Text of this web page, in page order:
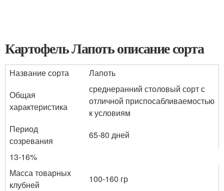
Картофель Лапоть описание сорта
Название сорта
Лапоть
Общая
характеристика
среднеранний столовый сорт с
отличной приспосабливаемостью
к условиям
Период
созревания
65-80 дней
13-16%
Масса товарных
клубней
100-160 гр